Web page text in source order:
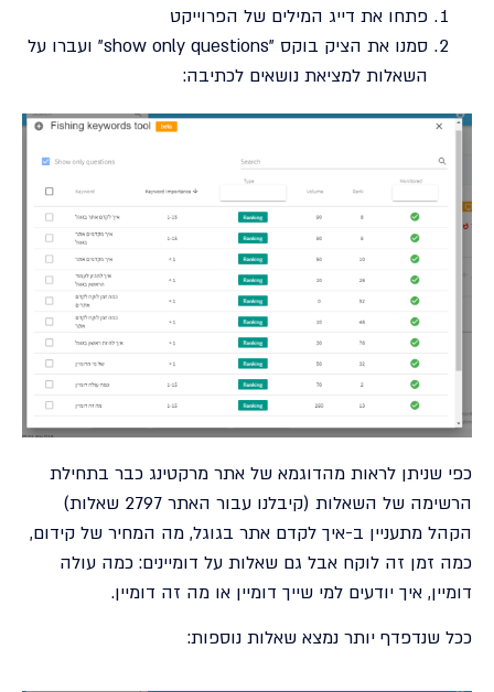
פתחו את דייג המילים של הפרוייקט
סמנו את הציק בוקס "show only questions" ועברו על
השאלות למציאת נושאים לכתיבה:
כפי שניתן לראות מהדוגמא של אתר מרקטינג כבר בתחילת
הרשימה של השאלות (קיבלנו עבור האתר 2797 שאלות)
הקהל מתעניין ב-איך לקדם אתר בגוגל, מה המחיר של קידום,
כמה זמן זה לוקח אבל גם שאלות על דומיינים: כמה עולה
דומיין, איך יודעים למי שייך דומיין או מה זה דומיין.
ככל שנדפדף יותר נמצא שאלות נוספות: